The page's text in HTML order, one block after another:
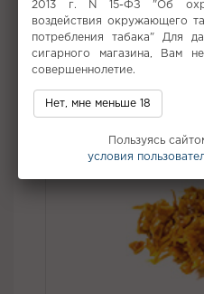
использования, чтобы
неповторимым ароматом и
Вкус: Виноград
Все вкусы табака для
Не забудьте купить
2013 г. N 15-ФЗ "Об
воздействия окружающего
потребления табака" Для
сигарного магазина, Вам
совершеннолетие.
Нет, мне меньше 18
Пользуясь
условия